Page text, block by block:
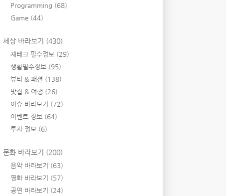
Programming (68)
Game (44)
세상 바라보기 (430)
재테크 필수정보 (29)
생활필수정보 (95)
뷰티 & 패션 (138)
맛집 & 여행 (26)
이슈 바라보기 (72)
이벤트 정보 (64)
투자 정보 (6)
문화 바라보기 (200)
음악 바라보기 (63)
영화 바라보기 (57)
공연 바라보기 (24)